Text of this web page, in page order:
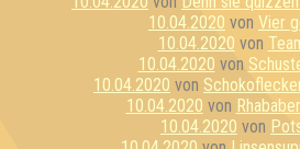
10.04.2020 von Vier
10.04.2020 von
10.04.2020 von
10.04.2020 von
10.04.2020 von
10.04.2020 von